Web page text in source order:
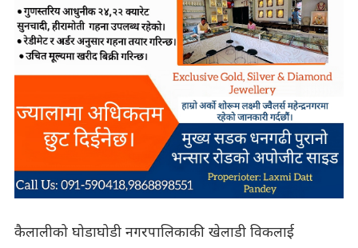
कैलालीको घोडाघोडी नगरपालिकाकी खेलाडी विकलाई